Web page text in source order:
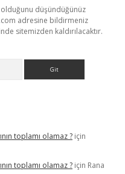
olduğunu düşündüğünüz
adresine bildirmeniz
sitemizden kaldırılacaktır.
toplamı olamaz ? için
toplamı olamaz ? için Rana